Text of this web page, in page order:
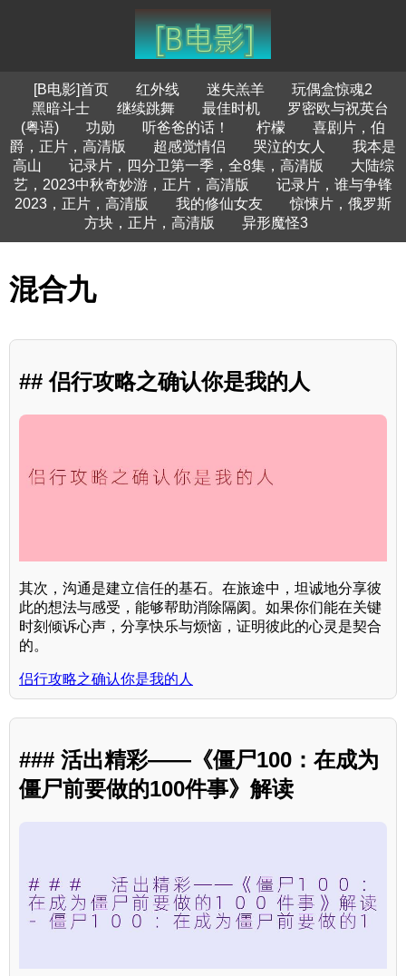
[B电影]首页 红外线 迷失羔羊
玩偶盒惊魂2
黑暗斗士
继续跳舞 最佳时机
罗密欧与祝英台
(粤语)
功勋 听爸爸的话！ 柠檬
喜剧片，伯
爵，正片，高清版
超感觉情侣 哭泣的女人
我本是
高山
记录片，四分卫第一季，全8集，高清版
大陆综
艺，2023中秋奇妙游，正片，高清版
记录片，谁与争锋
2023，正片，高清版
我的修仙女友
惊悚片，俄罗斯
方块，正片，高清版
异形魔怪3
混合九
## 侣行攻略之确认你是我的人
其次，沟通是建立信任的基石。在旅途中，坦诚地分享彼
此的想法与感受，能够帮助消除隔阂。如果你们能在关键
时刻倾诉心声，分享快乐与烦恼，证明彼此的心灵是契合
的。
侣行攻略之确认你是我的人
### 活出精彩——《僵尸100：在成为
僵尸前要做的100件事》解读